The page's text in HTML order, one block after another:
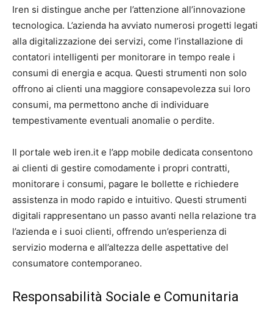
Iren si distingue anche per l’attenzione all’innovazione
tecnologica. L’azienda ha avviato numerosi progetti legati
alla digitalizzazione dei servizi, come l’installazione di
contatori intelligenti per monitorare in tempo reale i
consumi di energia e acqua. Questi strumenti non solo
offrono ai clienti una maggiore consapevolezza sui loro
consumi, ma permettono anche di individuare
tempestivamente eventuali anomalie o perdite.
Il portale web iren.it e l’app mobile dedicata consentono
ai clienti di gestire comodamente i propri contratti,
monitorare i consumi, pagare le bollette e richiedere
assistenza in modo rapido e intuitivo. Questi strumenti
digitali rappresentano un passo avanti nella relazione tra
l’azienda e i suoi clienti, offrendo un’esperienza di
servizio moderna e all’altezza delle aspettative del
consumatore contemporaneo.
Responsabilità Sociale e Comunitaria